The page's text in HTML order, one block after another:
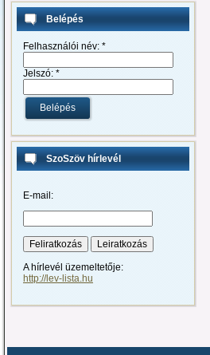
Belépés
Felhasználói név: *
Jelszó: *
SzoSzöv hírlevél
E-mail:
A hírlevél üzemeltetője:
http://lev-lista.hu